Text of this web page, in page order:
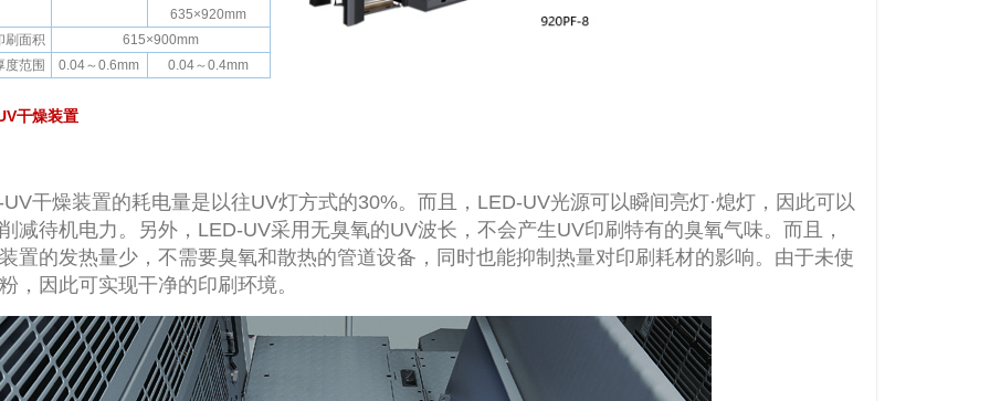
635×920mm
刷面积
615×900mm
度范围
0.04～0.6mm 0.04～0.4mm
干燥装置
干燥装置的耗电量是以往UV灯方式的30%。而且，LED-UV光源可以瞬间亮灯·熄灯，因此可以
减待机电力。另外，LED-UV采用无臭氧的UV波长，不会产生UV印刷特有的臭氧气味。而且，
置的发热量少，不需要臭氧和散热的管道设备，同时也能抑制热量对印刷耗材的影响。由于未使
，因此可实现干净的印刷环境。